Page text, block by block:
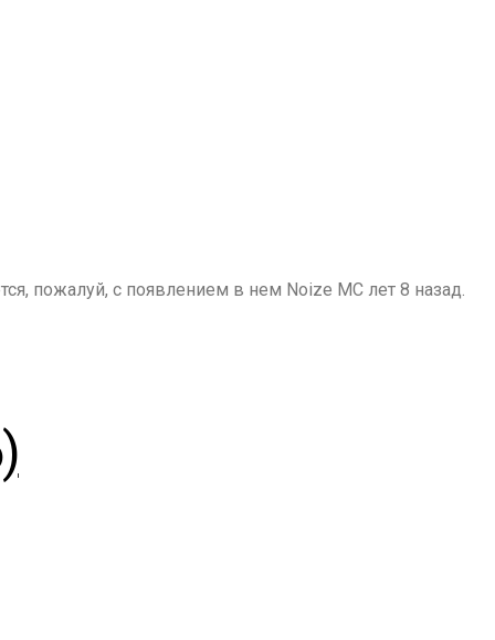
пожалуй, с появлением в нем Noize MC лет 8 назад.